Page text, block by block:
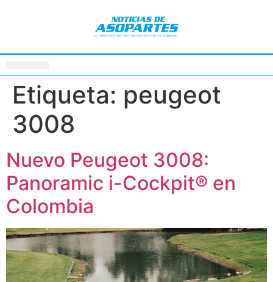
Etiqueta: peugeot
3008
Nuevo Peugeot 3008:
Panoramic i-Cockpit® en
Colombia